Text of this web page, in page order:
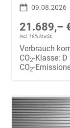
09.08.2026
21.689,–
incl. 19% MwSt.
Verbrauch
CO2-Klasse: D
CO2-